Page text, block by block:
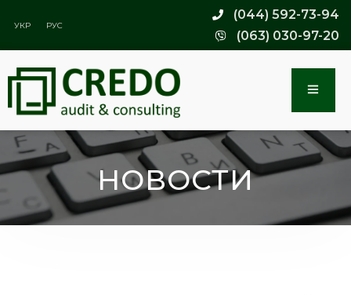
УКР РУС
(044) 592-73-94
(063) 030-97-20
НОВОСТИ